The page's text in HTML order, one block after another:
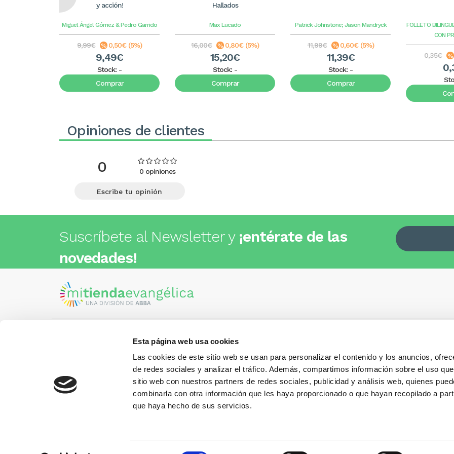
Esta página web usa cookies
Las cookies de este sitio web se usan para personalizar el contenido y los anuncios,
de redes sociales y analizar el tráfico. Además, compartimos información sobre el uso
sitio web con nuestros partners de redes sociales, publicidad y análisis web, quienes
combinarla con otra información que les haya proporcionado o que hayan recopilado a
que haya hecho de sus servicios.
y acción!
Miguel Ángel Gómez & Pedro Garrido
9,99€ 0,50€ (5%)
9,49€
Stock: -
Comprar
Hallados
Max Lucado
16,00€ 0,80€ (5%)
15,20€
Stock: -
Comprar
Patrick Johnstone; Jason Mandryck
11,99€ 0,60€ (5%)
11,39€
Stock: -
Comprar
FOLLETO
CON
0,35€
Opiniones de clientes
0 0 opiniones
Escribe tu opinión
Suscríbete al Newsletter y ¡entérate de las
novedades!
Visita nuestra tienda
Metro: ¿Cómo llegar?
• Encants (L2) - a 1 calle
• Glòries (L1) - a 3 calles
• Sagrada Familia (L2, L5) - a 6
+34 935 32 32 35
¿Tienes dudas, consultas o preguntas?
Llámanos y te contestaremos con mucho
gusto.
Política de privacidad
Política de privacidad
Condiciones generales
compra
Contacto